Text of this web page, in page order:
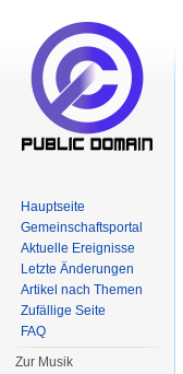
Hauptseite
Gemeinschaftsportal
Aktuelle Ereignisse
Letzte Änderungen
Artikel nach Themen
Zufällige Seite
FAQ
Zur Musik